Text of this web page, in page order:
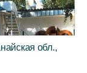
обл.,